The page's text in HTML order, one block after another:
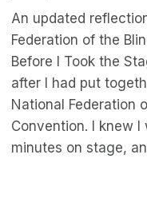
An updated
Federation of the
Before I Took the
after I had put
National Federation
Convention. I knew
minutes on stage,